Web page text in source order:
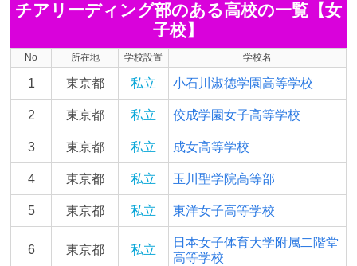
チアリーディング部のある高校の一覧【女
子校】
No 所在地 学校設置 学校名
1 東京都 私立 小石川淑徳学園高等学校
2 東京都 私立 佼成学園女子高等学校
3 東京都 私立 成女高等学校
4 東京都 私立 玉川聖学院高等部
5 東京都 私立 東洋女子高等学校
6 東京都 私立
日本女子体育大学附属二階堂
高等学校